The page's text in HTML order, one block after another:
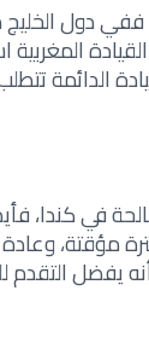
دول
الدائمة
في كندا، ف
مؤقتة،
من أنه